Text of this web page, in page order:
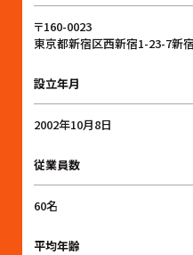
〒160-0023
東京都新宿区西新宿1-23-7新宿
設立年月
2002年10月8日
従業員数
60名
平均年齢